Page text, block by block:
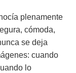
plenamente
cómoda,
se deja
cuando
lo